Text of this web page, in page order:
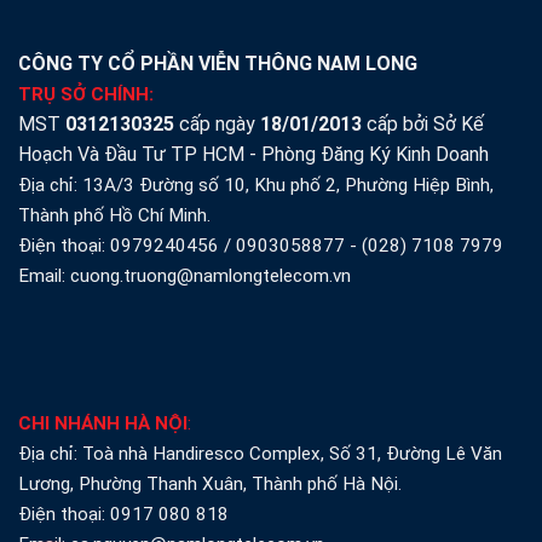
CÔNG TY CỔ PHẦN VIỄN THÔNG NAM LONG
TRỤ SỞ CHÍNH:
MST 0312130325 cấp ngày 18/01/2013 cấp bởi Sở Kế
Hoạch Và Đầu Tư TP HCM - Phòng Đăng Ký Kinh Doanh
Địa chỉ: 13A/3 Đường số 10, Khu phố 2, Phường Hiệp Bình,
Thành phố Hồ Chí Minh.
Điện thoại: 0979240456 / 0903058877 - (028) 7108 7979
Email: cuong.truong@namlongtelecom.vn
CHI NHÁNH HÀ NỘI:
Địa chỉ: Toà nhà Handiresco Complex, Số 31, Đường Lê Văn
Lương, Phường Thanh Xuân, Thành phố Hà Nội.
Điện thoại: 0917 080 818